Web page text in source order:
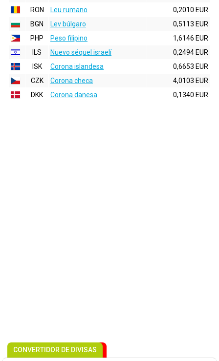
RON
Leu rumano
0,2010 EUR
BGN
Lev búlgaro
0,5113 EUR
PHP
Peso filipino
1,6146 EUR
ILS
Nuevo séquel israelí
0,2494 EUR
ISK
Corona islandesa
0,6653 EUR
CZK
Corona checa
4,0103 EUR
DKK
Corona danesa 0,1340 EUR
CONVERTIDOR DE DIVISAS